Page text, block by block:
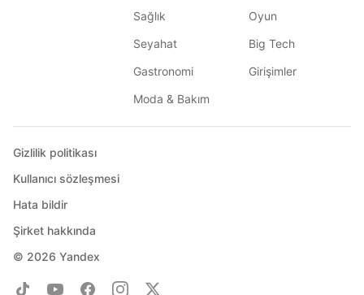
Sağlık
Seyahat
Gastronomi
Moda & Bakım
Oyun
Big Tech
Girişimler
© 2026 Yandex
Gizlilik politikası
Kullanıcı sözleşmesi
Hata bildir
Şirket hakkında